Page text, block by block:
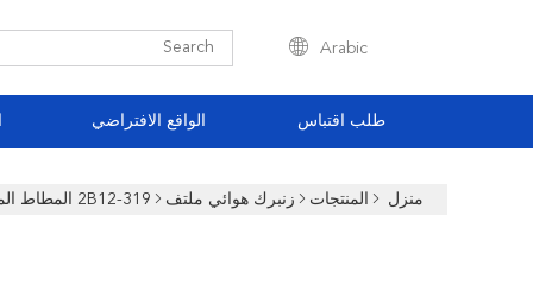
Arabic
الواقع الافتراضي طلب اقتباس
منزل المنتجات زنبرك هوائي ملتف 2B12-319 المطاط المزدوج الملتوي الهواء الربيع فايرستون W01-358-7409